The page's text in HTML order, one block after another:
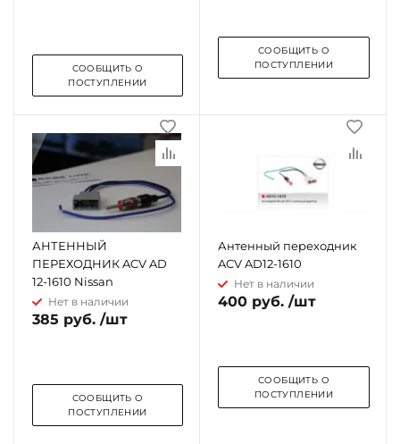
СООБЩИТЬ О
ПОСТУПЛЕНИИ
СООБЩИТЬ О
ПОСТУПЛЕНИИ
АНТЕННЫЙ
ПЕРЕХОДНИК ACV AD
12-1610 Nissan
Нет в наличии
385 руб. /шт
СООБЩИТЬ О
ПОСТУПЛЕНИИ
Антенный переходник
ACV AD12-1610
Нет в наличии
400 руб. /шт
СООБЩИТЬ О
ПОСТУПЛЕНИИ